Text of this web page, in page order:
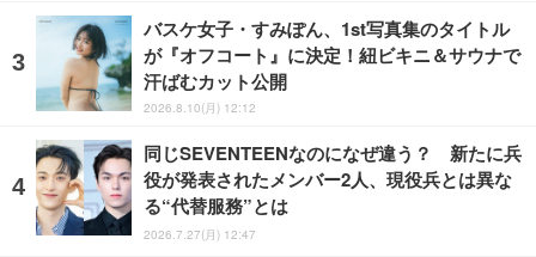
バスケ女子・すみぽん、1st写真集のタイトル
が『オフコート』に決定！紐ビキニ＆サウナで
汗ばむカット公開
2026.8.10(月) 12:12
同じSEVENTEENなのになぜ違う？ 新たに兵
役が発表されたメンバー2人、現役兵とは異な
る“代替服務”とは
2026.7.27(月) 12:47